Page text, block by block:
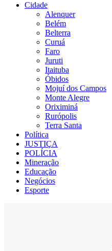
Cidade
Alenquer
Belém
Belterra
Curuá
Faro
Juruti
Itaituba
Óbidos
Mojuí dos Campos
Monte Alegre
Oriximiná
Rurópolis
Terra Santa
Política
JUSTIÇA
POLÍCIA
Mineração
Educação
Negócios
Esporte